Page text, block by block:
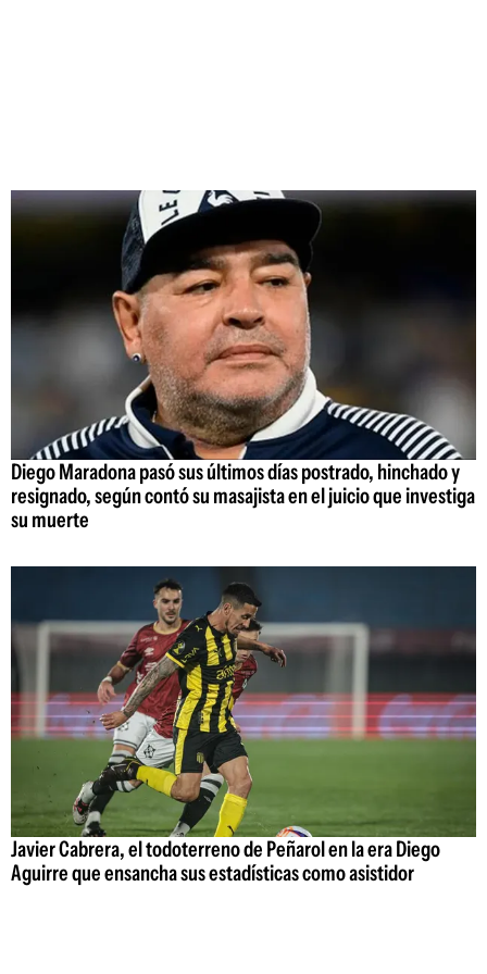
Diego Maradona pasó sus últimos días postrado, hinchado y
resignado, según contó su masajista en el juicio que investiga
su muerte
Javier Cabrera, el todoterreno de Peñarol en la era Diego
Aguirre que ensancha sus estadísticas como asistidor